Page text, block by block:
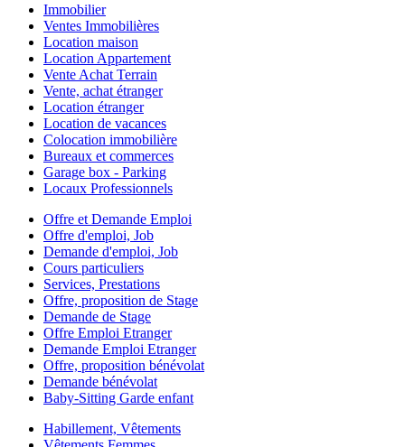
Immobilier
Ventes Immobilières
Location maison
Location Appartement
Vente Achat Terrain
Vente, achat étranger
Location étranger
Location de vacances
Colocation immobilière
Bureaux et commerces
Garage box - Parking
Locaux Professionnels
Offre et Demande Emploi
Offre d'emploi, Job
Demande d'emploi, Job
Cours particuliers
Services, Prestations
Offre, proposition de Stage
Demande de Stage
Offre Emploi Etranger
Demande Emploi Etranger
Offre, proposition bénévolat
Demande bénévolat
Baby-Sitting Garde enfant
Habillement, Vêtements